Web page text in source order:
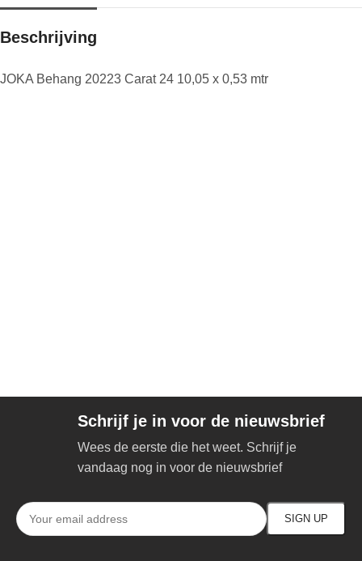
Beschrijving
JOKA Behang 20223 Carat 24 10,05 x 0,53 mtr
Schrijf je in voor de nieuwsbrief
Wees de eerste die het weet. Schrijf je
vandaag nog in voor de nieuwsbrief